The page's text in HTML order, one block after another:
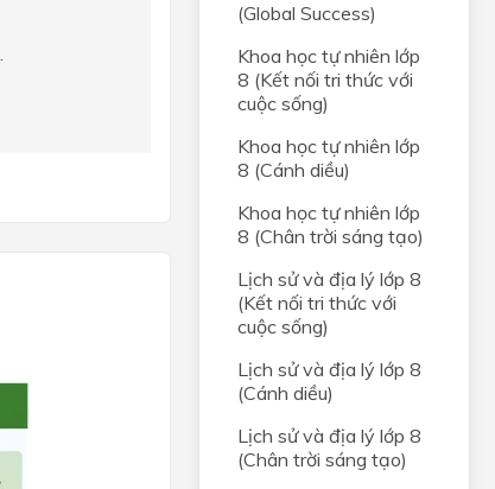
(Global Success)
Khoa học tự nhiên lớp
8 (Kết nối tri thức với
cuộc sống)
Khoa học tự nhiên lớp
8 (Cánh diều)
Khoa học tự nhiên lớp
8 (Chân trời sáng tạo)
Lịch sử và địa lý lớp 8
(Kết nối tri thức với
cuộc sống)
Lịch sử và địa lý lớp 8
(Cánh diều)
Lịch sử và địa lý lớp 8
(Chân trời sáng tạo)